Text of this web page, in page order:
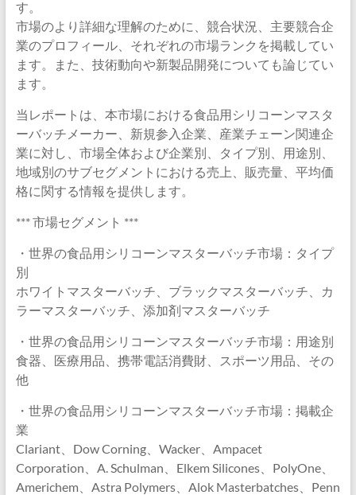
す。
市場のより詳細な理解のために、競合状況、主要競合企
業のプロフィール、それぞれの市場ランクを掲載してい
ます。また、技術動向や新製品開発についても論じてい
ます。
当レポートは、本市場における食品用シリコーンマスタ
ーバッチメーカー、新規参入企業、産業チェーン関連企
業に対し、市場全体および企業別、タイプ別、用途別、
地域別のサブセグメントにおける売上、販売量、平均価
格に関する情報を提供します。
*** 市場セグメント ***
・世界の食品用シリコーンマスターバッチ市場：タイプ
別
ホワイトマスターバッチ、ブラックマスターバッチ、カ
ラーマスターバッチ、添加剤マスターバッチ
・世界の食品用シリコーンマスターバッチ市場：用途別
食器、医療用品、携帯電話消費財、スポーツ用品、その
他
・世界の食品用シリコーンマスターバッチ市場：掲載企
業
Clariant、Dow Corning、Wacker、Ampacet
Corporation、A. Schulman、Elkem Silicones、PolyOne、
Americhem、Astra Polymers、Alok Masterbatches、Penn